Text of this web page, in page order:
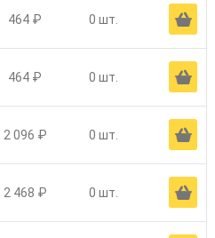
464 ₽ 0 шт. Ä
464 ₽ 0 шт. Ä
2 096 ₽ 0 шт. Ä
2 468 ₽ 0 шт. Ä